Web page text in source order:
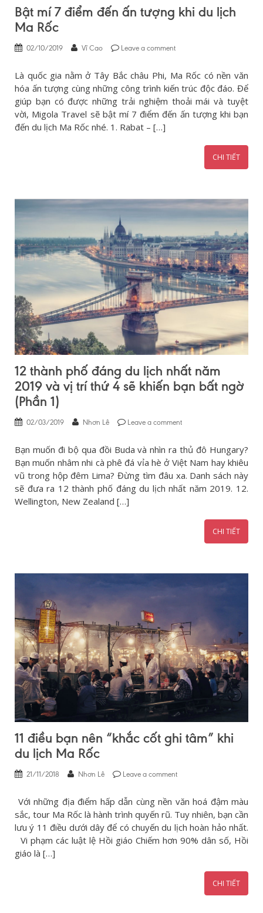
Bật mí 7 điểm đến ấn tượng khi du lịch
Ma Rốc
02/10/2019 Vĩ Cao Leave a comment
Là quốc gia nằm ở Tây Bắc châu Phi, Ma Rốc có nền văn
hóa ấn tượng cùng những công trình kiến trúc độc đáo. Để
giúp bạn có được những trải nghiệm thoải mái và tuyệt
vời, Migola Travel sẽ bật mí 7 điểm đến ấn tượng khi bạn
đến du lịch Ma Rốc nhé. 1. Rabat – […]
CHI TIẾT
12 thành phố đáng du lịch nhất năm
2019 và vị trí thứ 4 sẽ khiến bạn bất ngờ
(Phần 1)
02/03/2019 Nhơn Lê Leave a comment
Bạn muốn đi bộ qua đồi Buda và nhìn ra thủ đô Hungary?
Bạn muốn nhâm nhi cà phê đá vỉa hè ở Việt Nam hay khiêu
vũ trong hộp đêm Lima? Đừng tìm đâu xa. Danh sách này
sẽ đưa ra 12 thành phố đáng du lịch nhất năm 2019. 12.
Wellington, New Zealand […]
CHI TIẾT
11 điều bạn nên “khắc cốt ghi tâm” khi
du lịch Ma Rốc
21/11/2018 Nhơn Lê Leave a comment
Với những địa điểm hấp dẫn cùng nền văn hoá đậm màu
sắc, tour Ma Rốc là hành trình quyến rũ. Tuy nhiên, bạn cần
lưu ý 11 điều dưới dây để có chuyến du lịch hoàn hảo nhất.
Vi phạm các luật lệ Hồi giáo Chiếm hơn 90% dân số, Hồi
giáo là […]
CHI TIẾT